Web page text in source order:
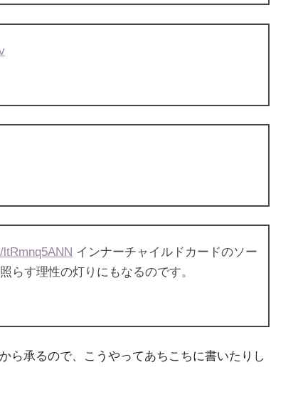
インナーチャイルドカードのソー
らす理性の灯りにもなるのです。
ら承るので、こうやってあちこちに書いたりし